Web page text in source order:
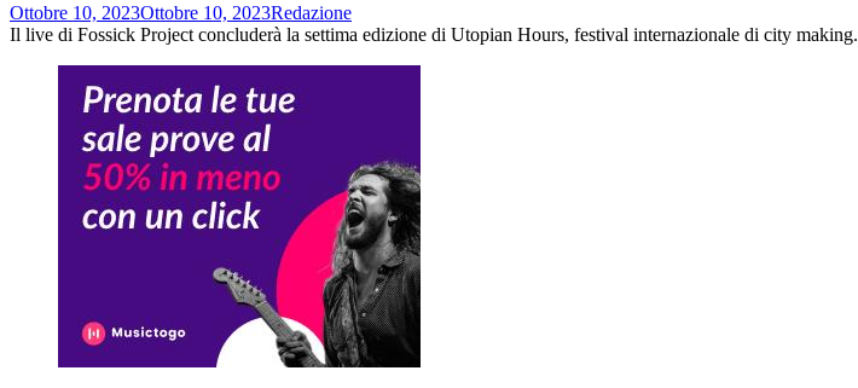
Ottobre 10, 2023Ottobre 10, 2023Redazione
Il live di Fossick Project concluderà la settima edizione di Utopian Hours, festival internazionale di city making.